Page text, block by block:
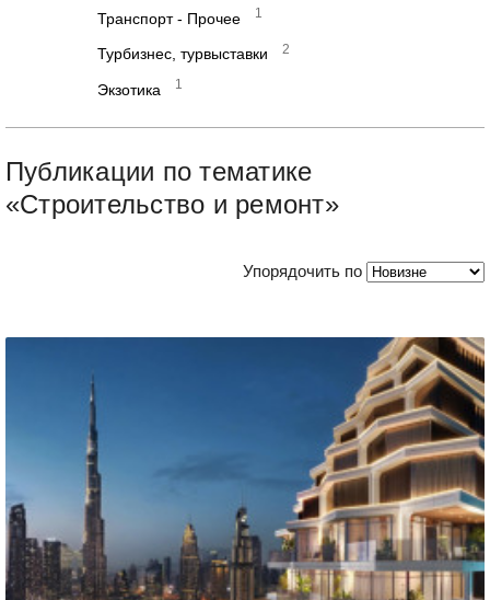
Транспорт - Прочее 1
Турбизнес, турвыставки 2
Экзотика 1
Публикации по тематике
«Строительство и ремонт»
Упорядочить по